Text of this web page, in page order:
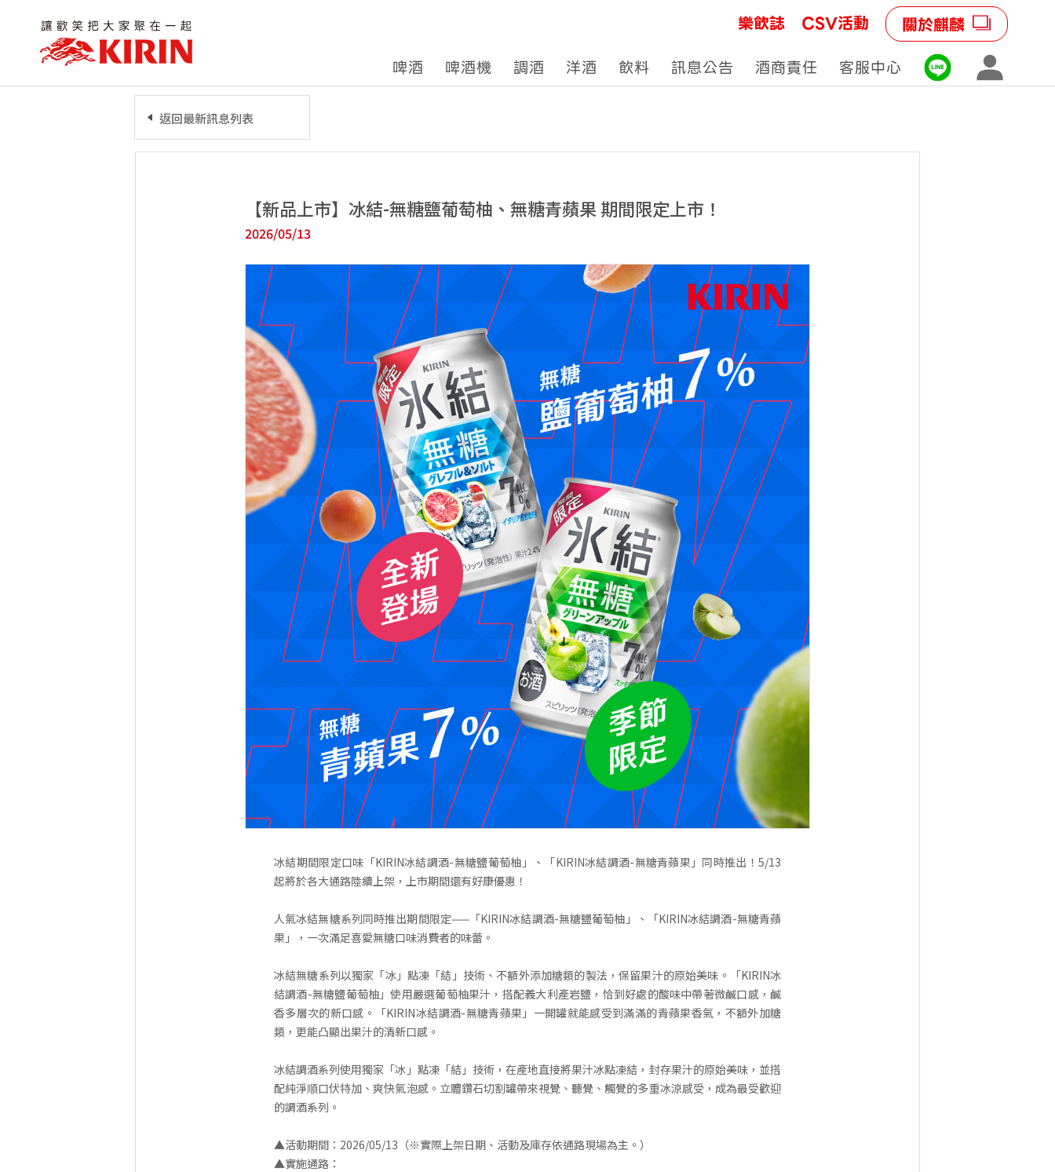
樂飲誌 CSV活動 關於麒麟
啤酒 啤酒機 調酒 洋酒 飲料 訊息公告 酒商責任 客服中心
【新品上市】冰結-無糖鹽葡萄柚、無糖青蘋果 期間限定上市！
2026/05/13
冰結期間限定口味「KIRIN冰結調酒-無糖鹽葡萄柚」、「KIRIN冰結調酒-無糖青蘋果」同時推出！5/13
起將於各大通路陸續上架，上市期間還有好康優惠！
人氣冰結無糖系列同時推出期間限定——「KIRIN冰結調酒-無糖鹽葡萄柚」、「KIRIN冰結調酒-無糖青蘋
果」，一次滿足喜愛無糖口味消費者的味蕾。
冰結無糖系列以獨家「冰」點凍「結」技術、不額外添加糖類的製法，保留果汁的原始美味。「KIRIN冰
結調酒-無糖鹽葡萄柚」使用嚴選葡萄柚果汁，搭配義大利產岩鹽，恰到好處的酸味中帶著微鹹口感，鹹
香多層次的新口感。「KIRIN冰結調酒-無糖青蘋果」一開罐就能感受到滿滿的青蘋果香氣，不額外加糖
類，更能凸顯出果汁的清新口感。
冰結調酒系列使用獨家「冰」點凍「結」技術，在產地直接將果汁冰點凍結，封存果汁的原始美味，並搭
配純淨順口伏特加、爽快氣泡感。立體鑽石切割罐帶來視覺、聽覺、觸覺的多重冰涼感受，成為最受歡迎
的調酒系列。
▲活動期間：2026/05/13（※實際上架日期、活動及庫存依通路現場為主。）
▲實施通路：
返回最新訊息列表